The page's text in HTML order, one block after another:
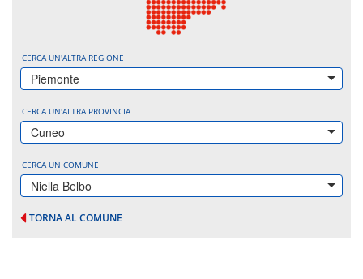
CERCA UN'ALTRA REGIONE
Piemonte
CERCA UN'ALTRA PROVINCIA
Cuneo
CERCA UN COMUNE
Niella Belbo
TORNA AL COMUNE